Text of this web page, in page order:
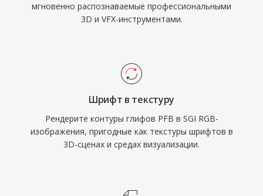
мгновенно распознаваемые профессиональными
3D и VFX-инструментами.
Шрифт в текстуру
Рендерите контуры глифов PFB в SGI RGB-
изображения, пригодные как текстуры шрифтов в
3D-сценах и средах визуализации.